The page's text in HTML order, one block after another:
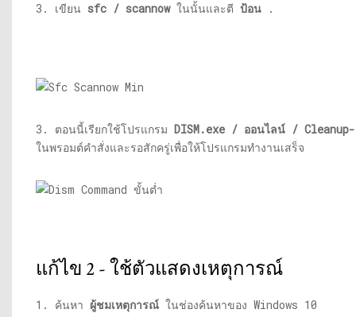
3. เขียน sfc / scannowในนั้นและตี ป้อน .
3. ตอนนี้เรียกใช้โปรแกรม DISM.exe / ออนไลน์ /
ในพรอมต์คำสั่งและรอสักครู่เพื่อให้โปรแกรมทำงานเสร็จ
แก้ไข 2 - ใช้ตัวแสดงเหตุการณ์
1. ค้นหา ผู้ชมเหตุการณ์ ในช่องค้นหาของ Windows 10